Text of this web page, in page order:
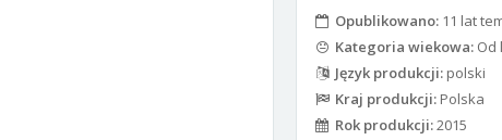
Opublikowano: 11 lat
Kategoria wiekowa:Od
Język produkcji:polski
Kraj produkcji:Polska
Rok produkcji:2015